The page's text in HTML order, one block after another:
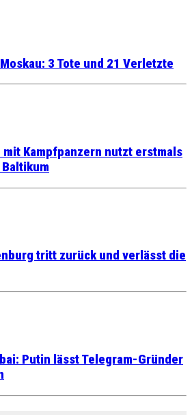
3 Tote und 21 Verletzte
Kampfpanzern nutzt erstmals
tritt zurück und verlässt die
Putin lässt Telegram-Gründer